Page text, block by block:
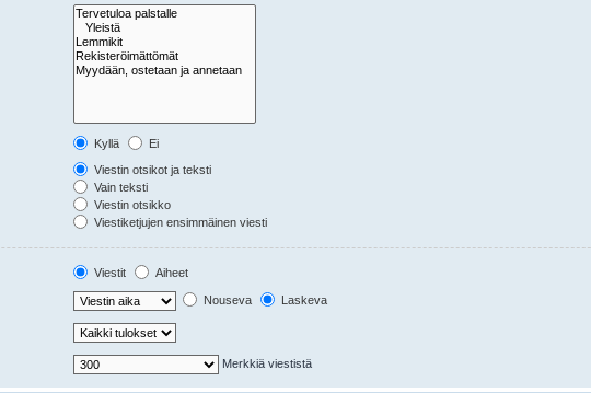
Kyllä
Ei
Viestin otsikot ja teksti
Vain teksti
Viestin otsikko
Viestiketjujen ensimmäinen viesti
Viestit
Aiheet
Nouseva Laskeva
Merkkiä viestistä